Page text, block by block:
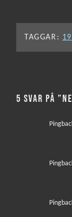
TAGGAR:
5 SVAR PÅ